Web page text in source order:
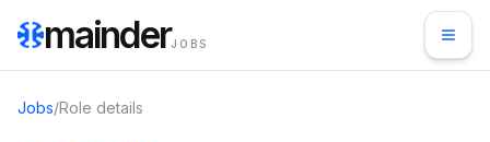
mainderJOBS
Jobs/Role details